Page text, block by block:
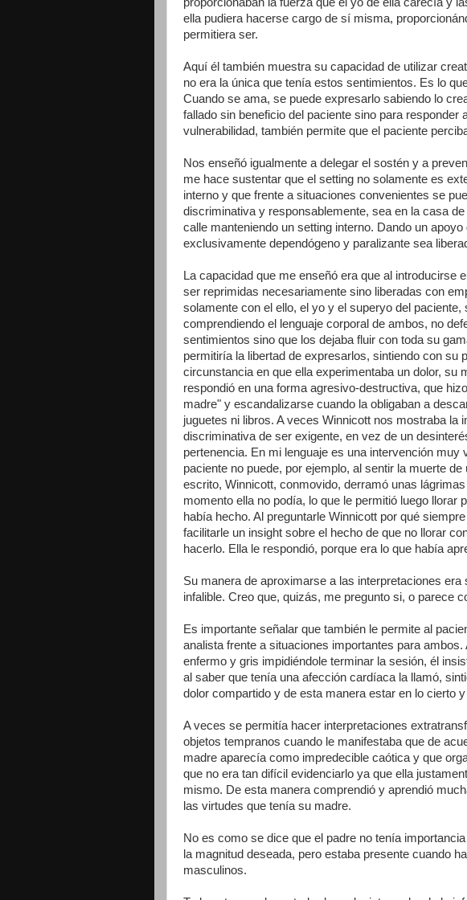
ella pudiera hacerse cargo de sí misma,
permitiera ser.
Aquí él también muestra su capacidad de utilizar
no era la única que tenía estos sentimientos. Es lo
Cuando se ama, se puede expresarlo sabiendo lo
fallado sin beneficio del paciente sino para responder
vulnerabilidad, también permite que el paciente
Nos enseñó igualmente a delegar el sostén y a
me hace sustentar que el setting no solamente es
interno y que frente a situaciones convenientes se
discriminativa y responsablemente, sea en la casa
calle manteniendo un setting interno. Dando un
exclusivamente dependógeno y paralizante sea
La capacidad que me enseñó era que al introducirse
ser reprimidas necesariamente sino liberadas con
solamente con el ello, el yo y el superyo del paciente,
comprendiendo el lenguaje corporal de ambos, no
sentimientos sino que los dejaba fluir con toda su
permitiría la libertad de expresarlos, sintiendo con su
circunstancia en que ella experimentaba un dolor, su
respondió en una forma agresivo-destructiva, que
madre" y escandalizarse cuando la obligaban a
juguetes ni libros. A veces Winnicott nos mostraba la
discriminativa de ser exigente, en vez de un
pertenencia. En mi lenguaje es una intervención muy
paciente no puede, por ejemplo, al sentir la muerte
escrito, Winnicott, conmovido, derramó unas
momento ella no podía, lo que le permitió luego llorar
había hecho. Al preguntarle Winnicott por qué
facilitarle un insight sobre el hecho de que no llorar
hacerlo. Ella le respondió, porque era lo que había
Su manera de aproximarse a las interpretaciones
infalible. Creo que, quizás, me pregunto si, o parece
Es importante señalar que también le permite al
analista frente a situaciones importantes para
enfermo y gris impidiéndole terminar la sesión, él
al saber que tenía una afección cardíaca la llamó,
dolor compartido y de esta manera estar en lo cierto
A veces se permitía hacer interpretaciones
objetos tempranos cuando le manifestaba que de
madre aparecía como impredecible caótica y que
que no era tan difícil evidenciarlo ya que ella
mismo. De esta manera comprendió y aprendió
las virtudes que tenía su madre.
No es como se dice que el padre no tenía
la magnitud deseada, pero estaba presente cuando
masculinos.